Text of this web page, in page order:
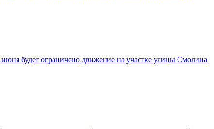
будет ограничено движение на участке улицы Смолина